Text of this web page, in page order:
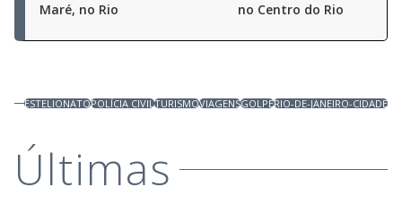
Maré, no Rio
no Centro do Rio
ESTELIONATOPOLÍCIA CIVILTURISMOVIAGENSGOLPERIO-DE-JANEIRO-CIDADE
Últimas